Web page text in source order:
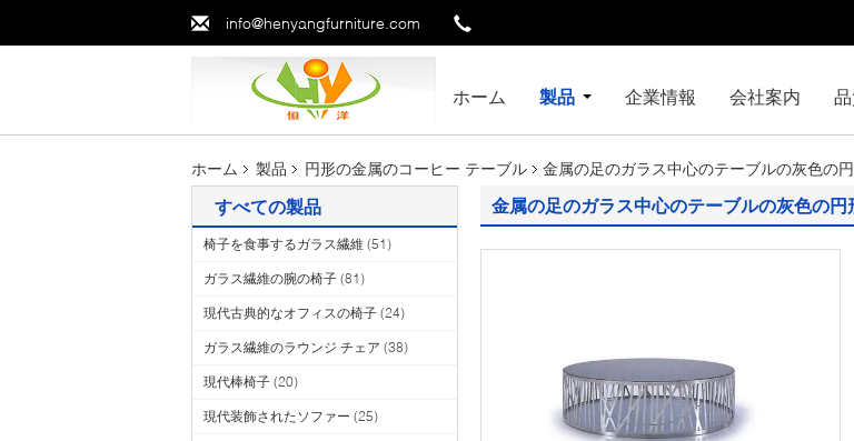
info@henyangfurniture.com
ホーム 製品 企業情報 会社案内
ホーム 製品 円形の金属のコーヒー テーブル 金属の足のガラス中心のテーブルの灰色の
すべての製品
椅子を食事するガラス繊維 (51)
ガラス繊維の腕の椅子 (81)
現代古典的なオフィスの椅子 (24)
ガラス繊維のラウンジ チェア (38)
現代棒椅子 (20)
現代装飾されたソファー (25)
金属の足のガラス中心のテーブルの灰色の